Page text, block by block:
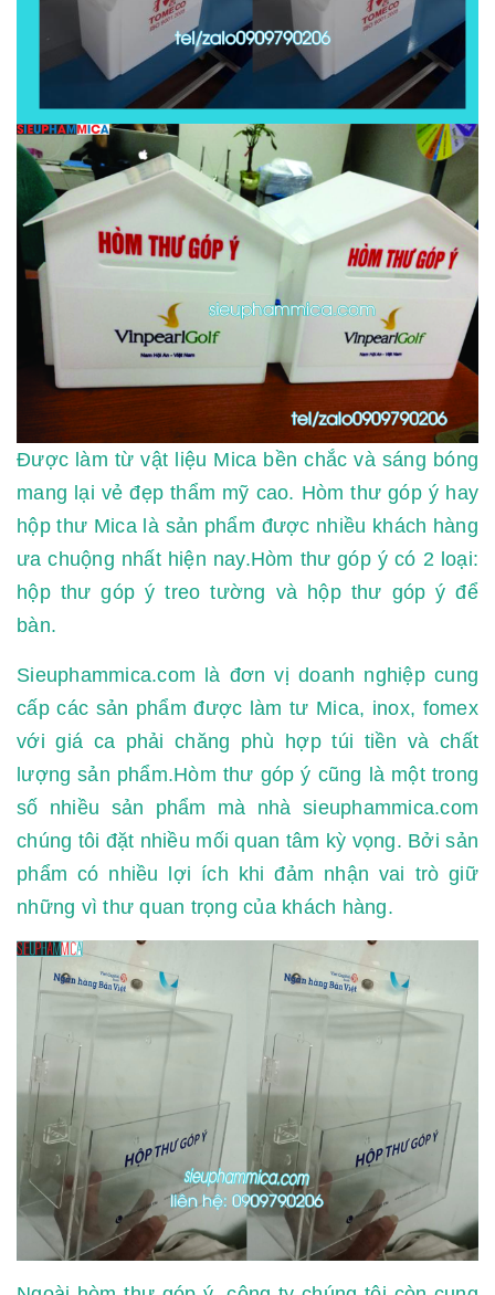
Được làm từ vật liệu Mica bền chắc và sáng bóng
mang lại vẻ đẹp thẩm mỹ cao. Hòm thư góp ý hay
hộp thư Mica là sản phẩm được nhiều khách hàng
ưa chuộng nhất hiện nay.Hòm thư góp ý có 2 loại:
hộp thư góp ý treo tường và hộp thư góp ý để
bàn.
Sieuphammica.com là đơn vị doanh nghiệp cung
cấp các sản phẩm được làm tư Mica, inox, fomex
với giá ca phải chăng phù hợp túi tiền và chất
lượng sản phẩm.Hòm thư góp ý cũng là một trong
số nhiều sản phẩm mà nhà sieuphammica.com
chúng tôi đặt nhiều mối quan tâm kỳ vọng. Bởi sản
phẩm có nhiều lợi ích khi đảm nhận vai trò giữ
những vì thư quan trọng của khách hàng.